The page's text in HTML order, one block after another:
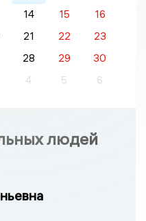
14 15
16
21 22
23
28 29
30
4 5 6
людей